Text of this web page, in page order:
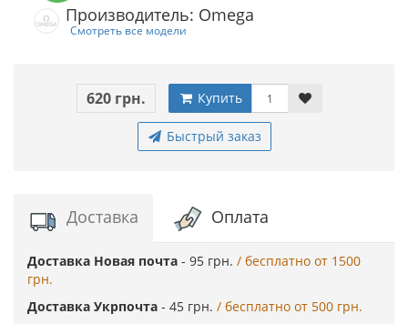
Производитель: Omega
Смотреть все модели
620 грн. Купить
Быстрый заказ
Доставка Оплата
Доставка Новая почта - 95 грн. / бесплатно от 1500
грн.
Доставка Укрпочта - 45 грн. / бесплатно от 500 грн.